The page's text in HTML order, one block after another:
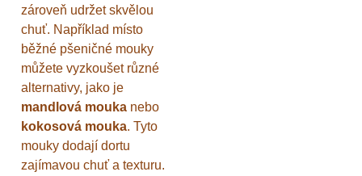
zároveň udržet skvělou
chuť. Například místo
běžné pšeničné mouky
můžete vyzkoušet různé
alternativy, jako je
mandlová mouka nebo
kokosová mouka. Tyto
mouky dodají dortu
zajímavou chuť a texturu.